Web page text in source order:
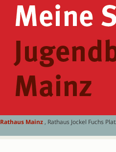
Rathaus Mainz , Rathaus Jockel Fuchs